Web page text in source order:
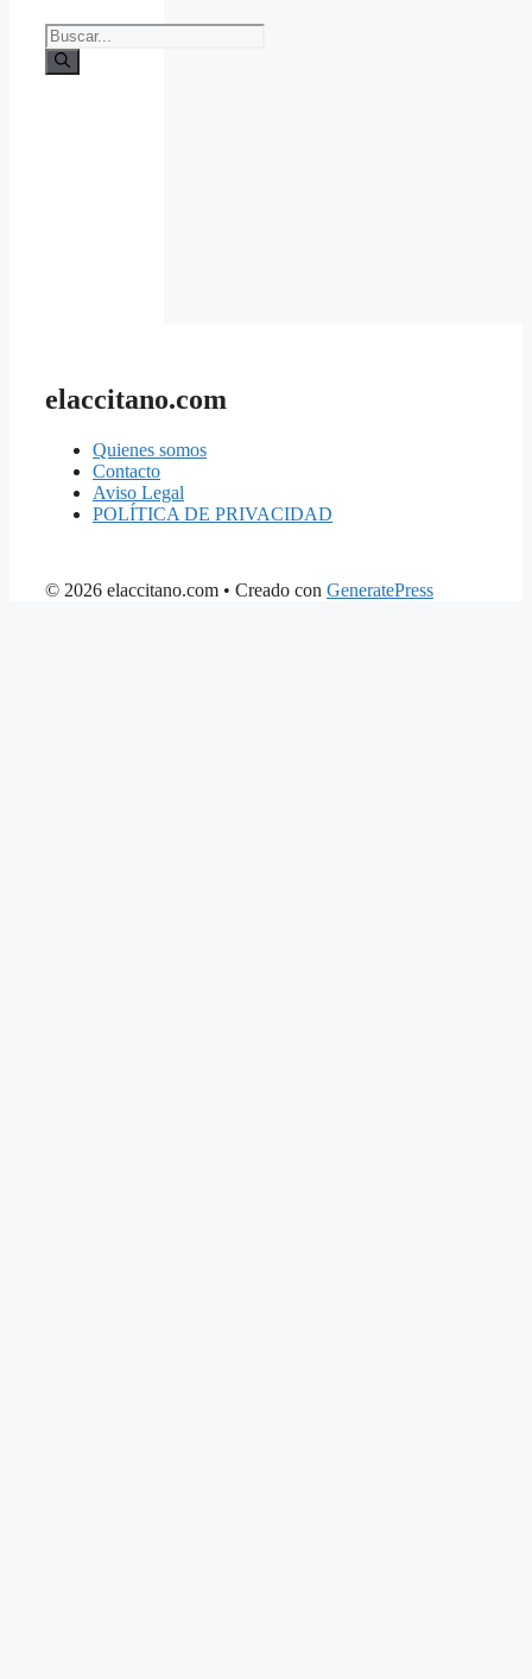
Buscar:
elaccitano.com
Quienes somos
Contacto
Aviso Legal
POLÍTICA DE PRIVACIDAD
© 2026 elaccitano.com • Creado con GeneratePress